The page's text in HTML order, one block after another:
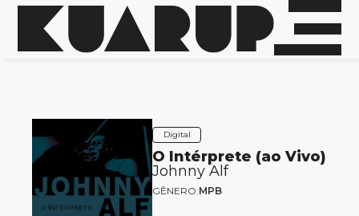
Digital
O Intérprete (ao Vivo)
Johnny Alf
GÊNERO:MPB